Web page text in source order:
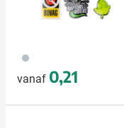
879
vanaf 0,21